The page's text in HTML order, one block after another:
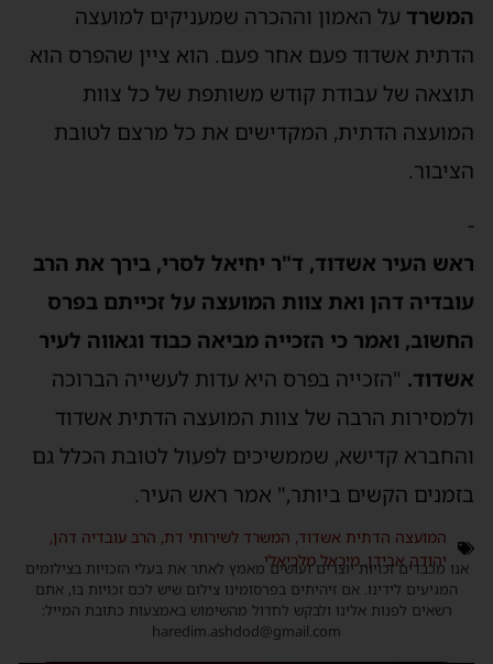
המשרד על האמון וההכרה שמעניקים למועצה
הדתית אשדוד פעם אחר פעם. הוא ציין שהפרס הוא
תוצאה של עבודת קודש משותפת של כל צוות
המועצה הדתית, המקדישים את כל מרצם לטובת
הציבור.
-
ראש העיר אשדוד, ד"ר יחיאל לסרי, בירך את הרב
עובדיה דהן ואת צוות המועצה על זכייתם בפרס
החשוב, ואמר כי הזכייה מביאה כבוד וגאווה לעיר
אשדוד. "הזכייה בפרס היא עדות לעשייה הברוכה
ולמסירות הרבה של צוות המועצה הדתית אשדוד
והחברא קדישא, שממשיכים לפעול לטובת הכלל גם
בזמנים הקשים ביותר," אמר ראש העיר.
המועצה הדתית אשדוד, המשרד לשירותי דת, הרב עובדיה דהן,
יהודה אבידן,מיכאל מלכיאלי
אנו מכבדים זכויות יוצרים ועושים מאמץ לאתר את בעלי הזכויות בצילומים
המגיעים לידינו. אם זיהיתים בפרסומינו צילום שיש לכם זכויות בו, אתם
רשאים לפנות אלינו ולבקש לחדול מהשימוש באמצעות כתובת המייל:
haredim.ashdod@gmail.com